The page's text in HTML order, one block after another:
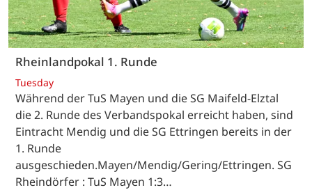
Rheinlandpokal 1. Runde
Tuesday
Während der TuS Mayen und die SG Maifeld-Elztal
die 2. Runde des Verbandspokal erreicht haben, sind
Eintracht Mendig und die SG Ettringen bereits in der
1. Runde
ausgeschieden.Mayen/Mendig/Gering/Ettringen. SG
Rheindörfer : TuS Mayen 1:3…